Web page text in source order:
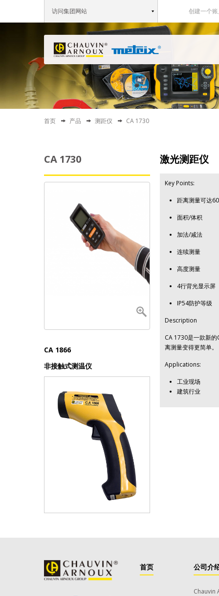
访问集团网站 创建一个
首页 产品 测距仪 CA 1730
CA 1730
CA 1866
非接触式测温仪
激光测距仪
Key Points:
距离测量可达
面积/体积
加法/减法
连续测量
高度测量
4行背光显示屏
IP54防护等级
Description
CA 1730是一款新
离测量变得更简单。
Applications:
工业现场
建筑行业
首页 公司介
Chauvin